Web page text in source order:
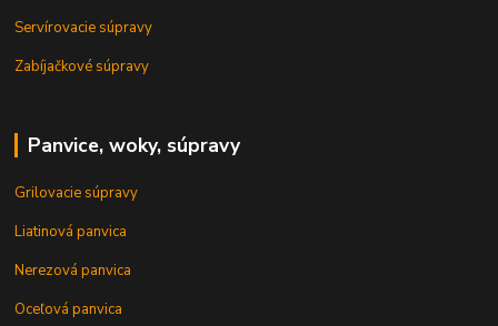
Servírovacie súpravy
Zabíjačkové súpravy
Panvice, woky, súpravy
Grilovacie súpravy
Liatinová panvica
Nerezová panvica
Oceľová panvica